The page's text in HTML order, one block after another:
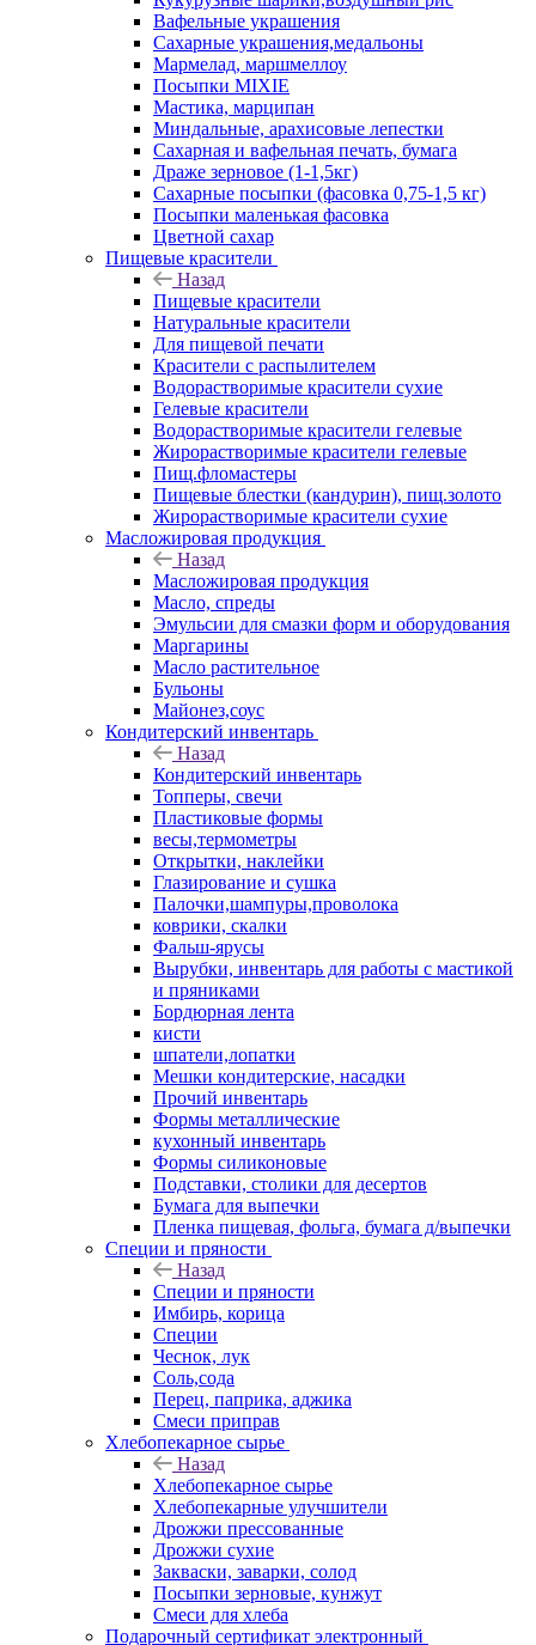
Вафельные украшения
Сахарные украшения,медальоны
Мармелад, маршмеллоу
Посыпки MIXIE
Мастика, марципан
Миндальные, арахисовые лепестки
Сахарная и вафельная печать, бумага
Драже зерновое (1-1,5кг)
Сахарные посыпки (фасовка 0,75-1,5 кг)
Посыпки маленькая фасовка
Цветной сахар
Пищевые красители
Назад
Пищевые красители
Натуральные красители
Для пищевой печати
Красители с распылителем
Водорастворимые красители сухие
Гелевые красители
Водорастворимые красители гелевые
Жирорастворимые красители гелевые
Пищ.фломастеры
Пищевые блестки (кандурин), пищ.золото
Жирорастворимые красители сухие
Масложировая продукция
Назад
Масложировая продукция
Масло, спреды
Эмульсии для смазки форм и оборудования
Маргарины
Масло растительное
Бульоны
Майонез,соус
Кондитерский инвентарь
Назад
Кондитерский инвентарь
Топперы, свечи
Пластиковые формы
весы,термометры
Открытки, наклейки
Глазирование и сушка
Палочки,шампуры,проволока
коврики, скалки
Фальш-ярусы
Вырубки, инвентарь для работы с мастикой
и пряниками
Бордюрная лента
кисти
шпатели,лопатки
Мешки кондитерские, насадки
Прочий инвентарь
Формы металлические
кухонный инвентарь
Формы силиконовые
Подставки, столики для десертов
Бумага для выпечки
Пленка пищевая, фольга, бумага д/выпечки
Специи и пряности
Назад
Специи и пряности
Имбирь, корица
Специи
Чеснок, лук
Соль,сода
Перец, паприка, аджика
Смеси приправ
Хлебопекарное сырье
Назад
Хлебопекарное сырье
Хлебопекарные улучшители
Дрожжи прессованные
Дрожжи сухие
Закваски, заварки, солод
Посыпки зерновые, кунжут
Смеси для хлеба
Подарочный сертификат электронный